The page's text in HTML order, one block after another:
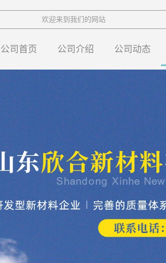
欢迎来到我们的网站
公司首页 公司介绍 公司动态